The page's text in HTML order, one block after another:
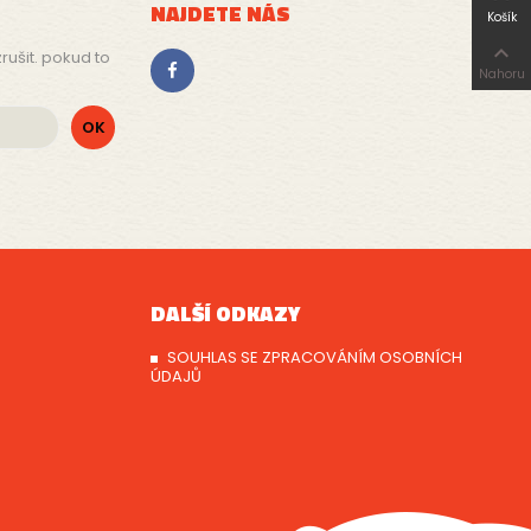
pokud to
NAJDETE NÁS
DALŠÍ ODKAZY
SOUHLAS SE ZPRACOVÁNÍM OSOBNÍCH
ÚDAJŮ
Košík

Nahoru